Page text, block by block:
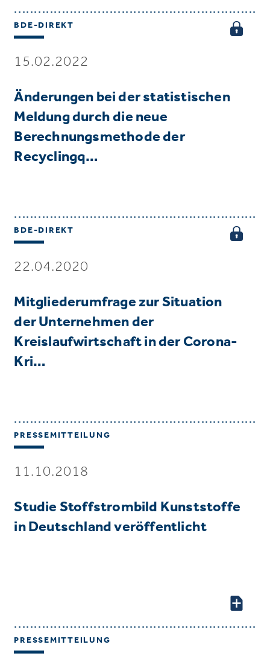
BDE-DIREKT
15.02.2022
Änderungen bei der statistischen
Meldung durch die neue
Berechnungsmethode der
Recyclingq…
BDE-DIREKT
22.04.2020
Mitgliederumfrage zur Situation
der Unternehmen der
Kreislaufwirtschaft in der Corona-
Kri…
PRESSEMITTEILUNG
11.10.2018
Studie Stoffstrombild Kunststoffe
in Deutschland veröffentlicht
PRESSEMITTEILUNG